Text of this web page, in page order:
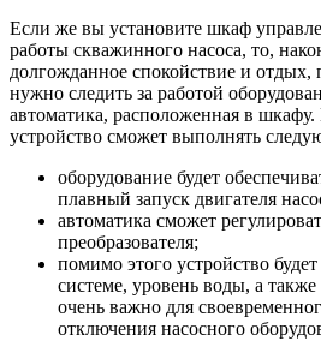
Если же вы установите шкаф
работы скважинного насоса, то,
долгожданное спокойствие и отдых,
нужно следить за работой
автоматика, расположенная в
устройство сможет выполнять
оборудование будет
плавный запуск двигателя
автоматика сможет
преобразователя;
помимо этого устройство
системе, уровень воды, а также
очень важно для
отключения насосного